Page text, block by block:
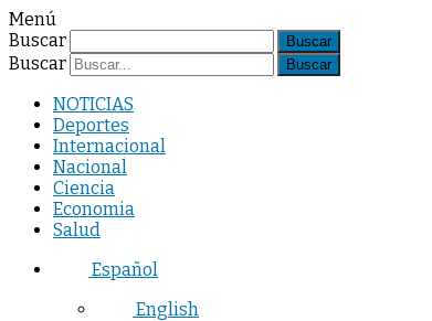
Menú
Buscar
Buscar
NOTICIAS
Deportes
Internacional
Nacional
Ciencia
Economia
Salud
Español
English